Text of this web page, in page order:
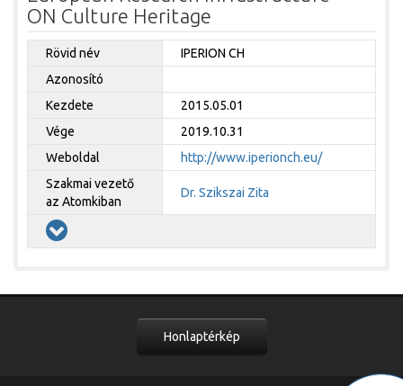
ON Culture Heritage
Rövid név
IPERION CH
Azonosító
Kezdete
2015.05.01
Vége
2019.10.31
Weboldal
http://www.iperionch.eu/
Szakmai vezető
az Atomkiban
Dr. Szikszai Zita
Honlaptérkép